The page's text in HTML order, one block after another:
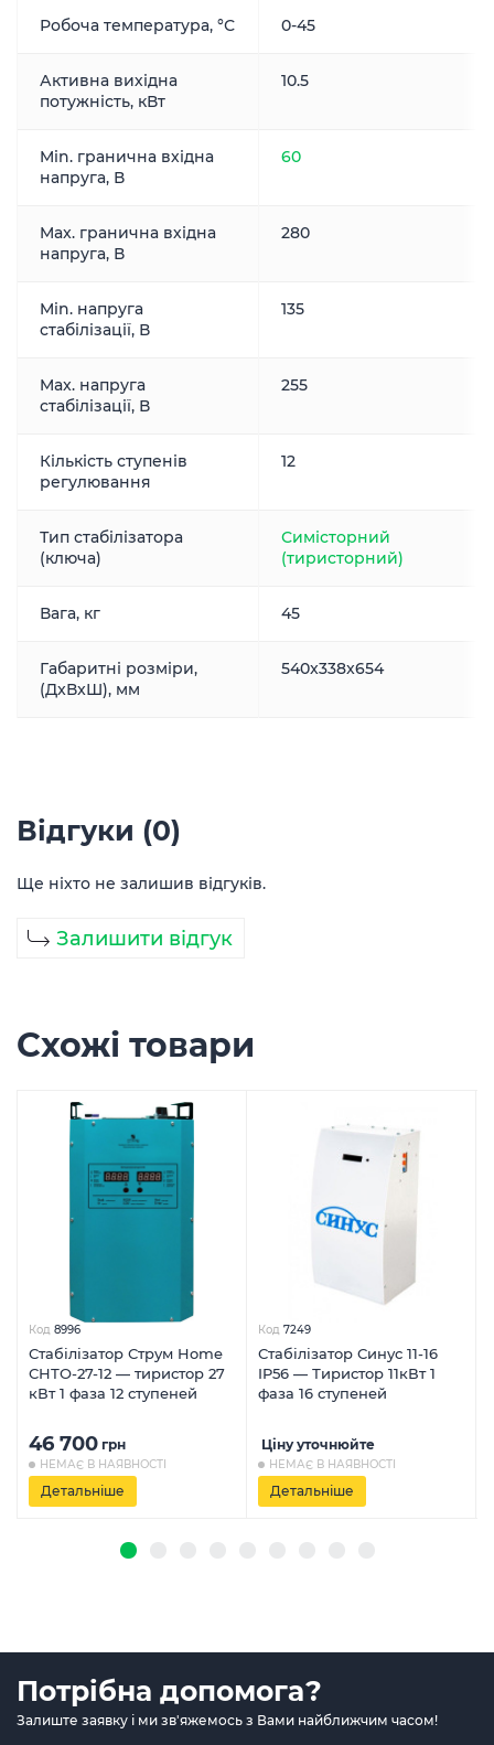
Робоча температура, °С 0-45
Активна вихідна
потужність, кВт
10.5
Min. гранична вхідна
напруга, В
60
Max. гранична вхідна
напруга, В
280
Min. напруга
стабілізації, В
135
Max. напруга
стабілізації, В
255
Кількість ступенів
регулювання
12
Тип стабілізатора
(ключа)
Симісторний
(тиристорний)
Вага, кг 45
Габаритні розміри,
(ДxВxШ), мм
540x338x654
Відгуки (0)
Ще ніхто не залишив відгуків.
Залишити відгук
Схожі товари
Код 8996
Стабілізатор Струм Home
СНТО-27-12 — тиристор 27
кВт 1 фаза 12 ступеней
46 700 грн
НЕМАЄ В НАЯВНОСТІ
Детальніше
Код 7249
Стабілізатор Синус 11-16
IP56 — Тиристор 11кВт 1
фаза 16 ступеней
Ціну уточнюйте
НЕМАЄ В НАЯВНОСТІ
Детальніше
Потрібна допомога?
Залиште заявку і ми зв'яжемось з Вами найближчим часом!